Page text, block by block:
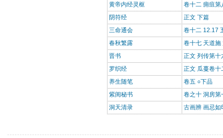
黄帝内经灵枢
卷十二 痈疽第
阴符经
正文 下篇
三命通会
卷十二 12.17
春秋繁露
卷十七 天道施
晋书
正文 列传第十
罗织经
正文 瓜蔓卷十
养生随笔
卷五 ○下品
紫闺秘书
卷之十 洞房第
洞天清录
古画辨 画忌如